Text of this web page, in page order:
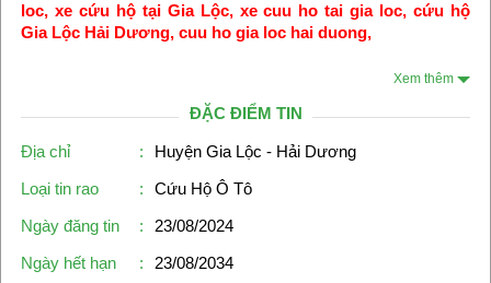
loc, xe cứu hộ tại Gia Lộc, xe cuu ho tai gia loc, cứu hộ
Gia Lộc Hải Dương, cuu ho gia loc hai duong,
Xem thêm
ĐẶC ĐIỂM TIN
Địa chỉ :
Huyện Gia Lộc - Hải Dương
Loại tin rao
:
Cứu Hộ Ô Tô
Ngày đăng tin
:
23/08/2024
Ngày hết hạn
: 23/08/2034